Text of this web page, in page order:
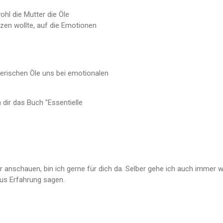
die Mutter die Öle
wollte, auf die Emotionen
Öle uns bei emotionalen
das Buch "Essentielle
bin ich gerne für dich da. Selber gehe ich auch immer
Erfahrung sagen.